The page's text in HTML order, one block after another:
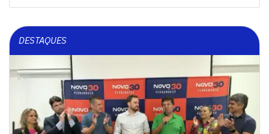
DESTAQUES